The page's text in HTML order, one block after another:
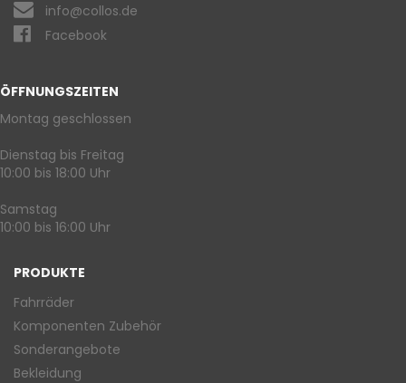
info@collos.de
Facebook
ÖFFNUNGSZEITEN
Montag geschlossen
Dienstag bis Freitag
10:00 bis 18:00 Uhr
Samstag
10:00 bis 16:00 Uhr
PRODUKTE
Fahrräder
Komponenten Zubehör
Sonderangebote
Bekleidung